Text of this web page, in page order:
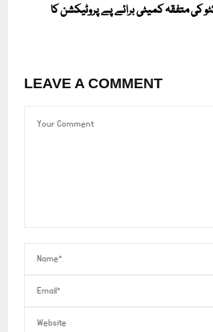
کی متفقہ کمیٹی برائے پے پروٹیکشن کا
LEAVE A COMMENT